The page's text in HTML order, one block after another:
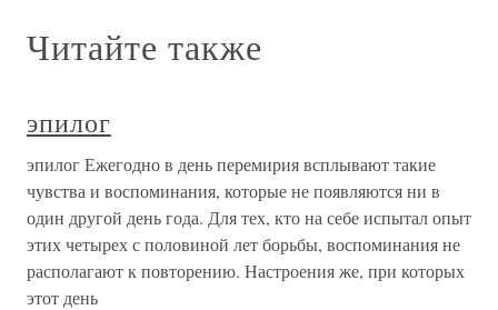
Читайте также
эпилог
эпилог Ежегодно в день перемирия всплывают такие
чувства и воспоминания, которые не появляются ни в
один другой день года. Для тех, кто на себе испытал опыт
этих четырех с половиной лет борьбы, воспоминания не
располагают к повторению. Настроения же, при которых
этот день